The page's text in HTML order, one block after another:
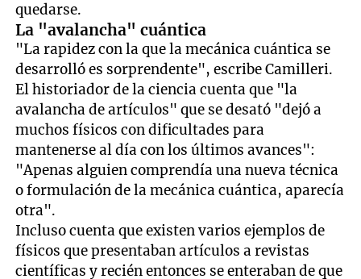
quedarse.
La "avalancha" cuántica
"La rapidez con la que la mecánica cuántica se
desarrolló es sorprendente", escribe Camilleri.
El historiador de la ciencia cuenta que "la
avalancha de artículos" que se desató "dejó a
muchos físicos con dificultades para
mantenerse al día con los últimos avances":
"Apenas alguien comprendía una nueva técnica
o formulación de la mecánica cuántica, aparecía
otra".
Incluso cuenta que existen varios ejemplos de
físicos que presentaban artículos a revistas
científicas y recién entonces se enteraban de que